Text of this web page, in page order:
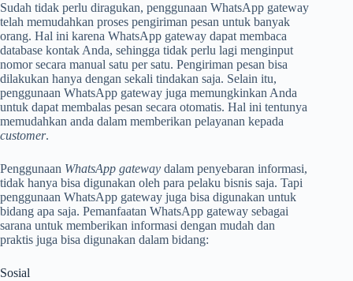
Sudah tidak perlu diragukan, penggunaan WhatsApp gateway
telah memudahkan proses pengiriman pesan untuk banyak
orang. Hal ini karena WhatsApp gateway dapat membaca
database kontak Anda, sehingga tidak perlu lagi menginput
nomor secara manual satu per satu. Pengiriman pesan bisa
dilakukan hanya dengan sekali tindakan saja. Selain itu,
penggunaan WhatsApp gateway juga memungkinkan Anda
untuk dapat membalas pesan secara otomatis. Hal ini tentunya
memudahkan anda dalam memberikan pelayanan kepada
customer.
Penggunaan WhatsApp gateway dalam penyebaran informasi,
tidak hanya bisa digunakan oleh para pelaku bisnis saja. Tapi
penggunaan WhatsApp gateway juga bisa digunakan untuk
bidang apa saja. Pemanfaatan WhatsApp gateway sebagai
sarana untuk memberikan informasi dengan mudah dan
praktis juga bisa digunakan dalam bidang:
Sosial